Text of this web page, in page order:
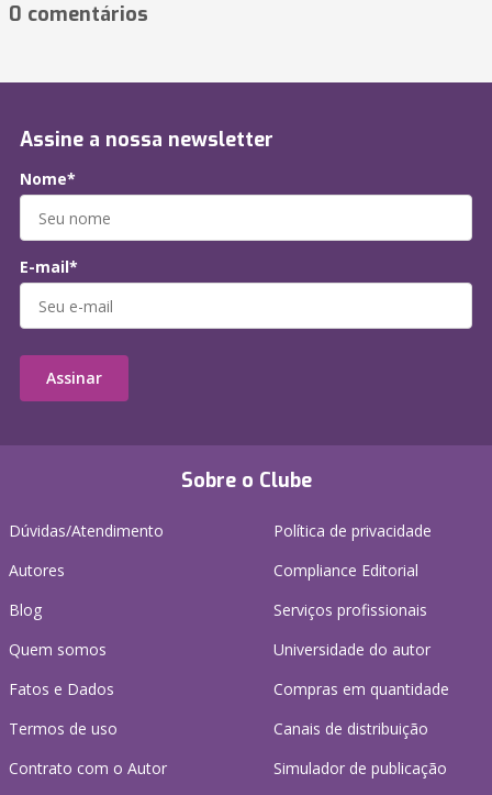
0 comentários
Sobre o Clube
Dúvidas/Atendimento
Autores
Blog
Quem somos
Fatos e Dados
Termos de uso
Contrato com o Autor
Política de privacidade
Compliance Editorial
Serviços profissionais
Universidade do autor
Compras em quantidade
Canais de distribuição
Simulador de publicação
Assine a nossa newsletter
Nome*
E-mail*
Assinar